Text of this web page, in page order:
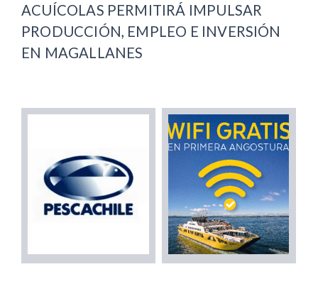
ACUÍCOLAS PERMITIRÁ IMPULSAR
PRODUCCIÓN, EMPLEO E INVERSIÓN
EN MAGALLANES